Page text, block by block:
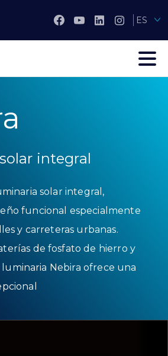
ES
integral
solar integral,
funcional especialmente
y carreteras urbanas.
de fosfato de hierro y
luminaria Nebira ofrece una